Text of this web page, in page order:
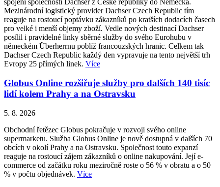
spojení společnosti Dachser z České republiky do Německa.
Mezinárodní logistický provider Dachser Czech Republic tím
reaguje na rostoucí poptávku zákazníků po kratších dodacích časech
pro velké i menší objemy zboží. Vedle nových destinací Dachser
posílil i pravidelné linky sběrné služby do svého Eurohubu v
německém Überherrnu poblíž francouzských hranic. Celkem tak
Dachser Czech Republic každý den vypravuje na tento největší trh
Evropy 25 přímých linek. Více
Globus Online rozšiřuje služby pro dalších 140 tisíc
lidí kolem Prahy a na Ostravsku
5. 8. 2026
Obchodní řetězec Globus pokračuje v rozvoji svého online
supermarketu. Služba Globus Online je nově dostupná v dalších 70
obcích v okolí Prahy a na Ostravsku. Společnost touto expanzí
reaguje na rostoucí zájem zákazníků o online nakupování. Její e-
commerce od začátku roku meziročně roste o 56 % v obratu a o 50
% v počtu objednávek. Více